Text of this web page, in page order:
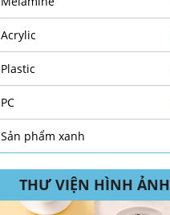
Acrylic
Plastic
PC
Sản phẩm xanh
THƯ VIỆN HÌNH ẢNH